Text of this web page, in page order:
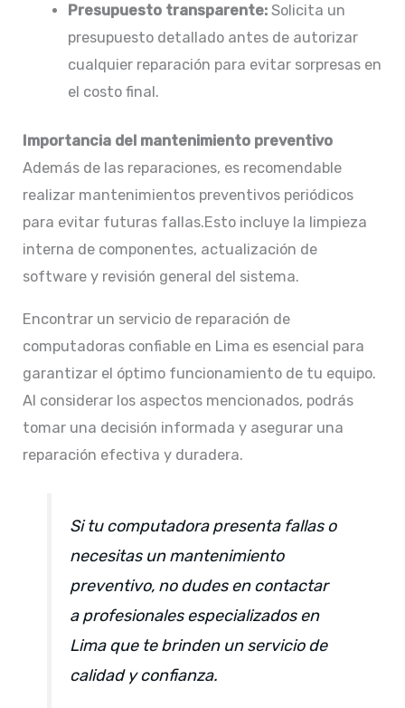
Presupuesto transparente:Solicita un
presupuesto detallado antes de autorizar
cualquier reparación para evitar sorpresas en
el costo final.​
Importancia del mantenimiento preventivo
Además de las reparaciones, es recomendable
realizar mantenimientos preventivos periódicos
para evitar futuras fallas.Esto incluye la limpieza
interna de componentes, actualización de
software y revisión general del sistema.​
Encontrar un servicio de reparación de
computadoras confiable en Lima es esencial para
garantizar el óptimo funcionamiento de tu equipo.
Al considerar los aspectos mencionados, podrás
tomar una decisión informada y asegurar una
reparación efectiva y duradera.​
Si tu computadora presenta fallas o
necesitas un mantenimiento
preventivo, no dudes en contactar
a profesionales especializados en
Lima que te brinden un servicio de
calidad y confianza.​